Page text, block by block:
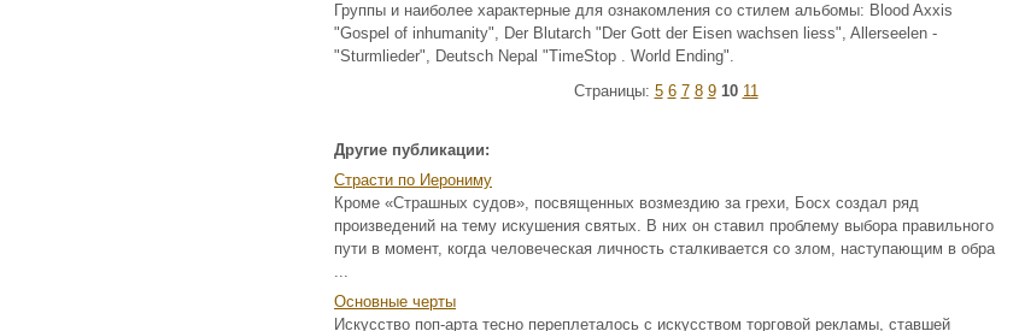
Группы и наиболее характерные для ознакомления со стилем альбомы: Blood Axxis
"Gospel of inhumanity", Der Blutarch "Der Gott der Eisen wachsen liess", Allerseelen -
"Sturmlieder", Deutsch Nepal "TimeStop . World Ending".
Страницы: 5 6 7 8 9 10 11
Другие публикации:
Страсти по Иерониму
Кроме «Страшных судов», посвященных возмездию за грехи, Босх создал ряд
произведений на тему искушения святых. В них он ставил проблему выбора правильного
пути в момент, когда человеческая личность сталкивается со злом, наступающим в обра
...
Основные черты
Искусство поп-арта тесно переплеталось с искусством торговой рекламы, ставшей